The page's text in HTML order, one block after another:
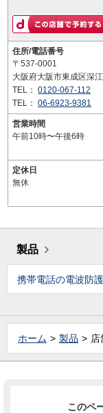
住所/電話番号
〒537-0001
大阪府大阪市東成区深
TEL： 0120-067-112
TEL： 06-6923-9381
営業時間
午前10時〜午後6時
定休日
無休
製品
携帯電話の電波防
ホーム 製品 店
このペ